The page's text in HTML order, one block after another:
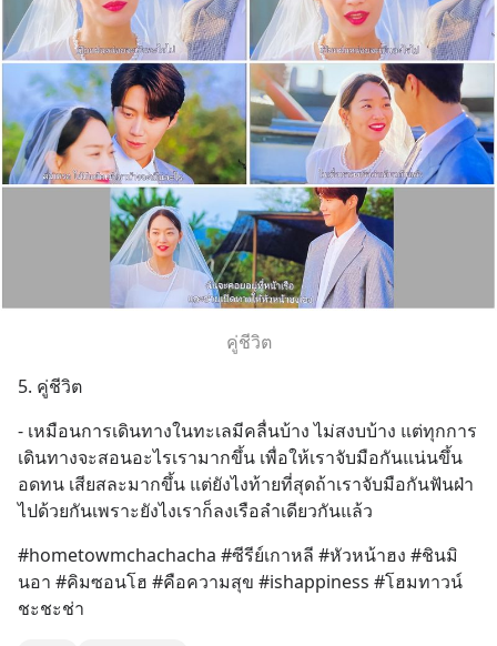
คู่ชีวิต
5. คู่ชีวิต
- เหมือนการเดินทางในทะเลมีคลื่นบ้าง ไม่สงบบ้าง แต่ทุกการ
เดินทางจะสอนอะไรเรามากขึ้น เพื่อให้เราจับมือกันแน่นขึ้น
อดทน เสียสละมากขึ้น แต่ยังไงท้ายที่สุดถ้าเราจับมือกันฟันฝ่า
ไปด้วยกันเพราะยังไงเราก็ลงเรือลำเดียวกันแล้ว
#hometowmchachacha #ซีรีย์เกาหลี #หัวหน้าฮง #ชินมิ
นอา #คิมซอนโฮ #คือความสุข #ishappiness #โฮมทาวน์
ชะชะช่า